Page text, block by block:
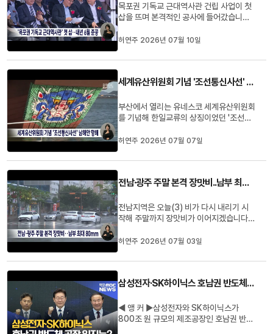
목포권 기독교 근대역사관 건립 사업이 첫
삽을 뜨며 본격적인 공사에 들어갔습니다.
국 근대사와 기독교 선교 역사에서 목포가
독교 기록물 전시와 미디어아트, 체험형 교
다.목포권 기독교 근대역사관...
허연주 2026년 07월 10일
세계유산위원회 기념 '조선통신사선' 남해안 항해
부산에서 열리는 유네스코 세계유산위원회
를 기념해 한일교류의 상징이었던 '조선통
양유산연구소는 실물 크기와 동일하게 재
출항해 고흥과 여수, 통영, 부산에서 해양
항해 체험 등에활용된다고 밝혔...
허연주 2026년 07월 07일
전남·광주 주말 본격 장맛비..남부 최대 80mm
전남지역은 오늘(3) 비가 다시 내리기 시
작해 주말까지 장맛비가 이어지겠습니다.
비가 내리면서 주말인 내일(4일) 새벽 광
은 전남남부 30~80mm, 광주, 전남북부
부를 중심으로 돌풍과 함께 천둥, 번개를...
허연주 2026년 07월 03일
삼성전자·SK하이닉스 호남권 반도체 공장 입지는?
◀ 앵 커 ▶삼성전자와 SK하이닉스가
800조 원 규모의 제조공장인 호남권 반도